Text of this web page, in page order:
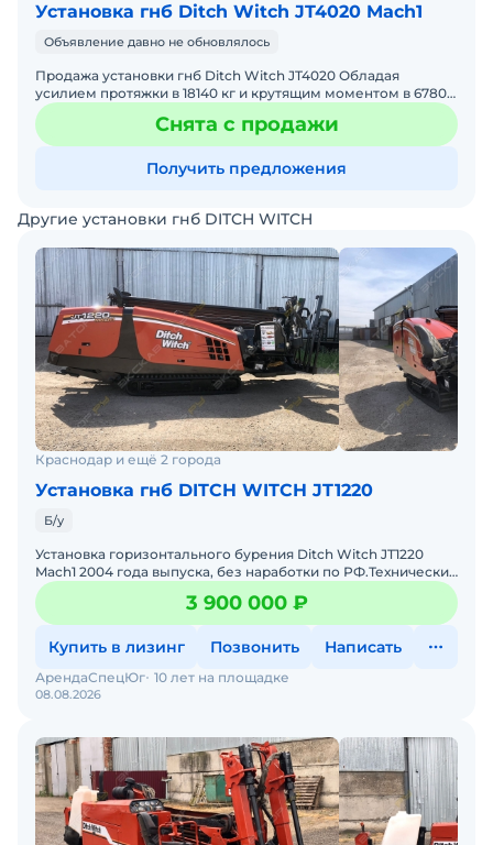
Установка гнб Ditch Witch JT4020 Mach1
Объявление давно не обновлялось
Продажа установки гнб Ditch Witch JT4020 Обладая
усилием протяжки в 18140 кг и крутящим моментом в 6780
Нм при скорости вращения шпинделя в 250 об/мин,
буровая
Снята с продажи
Получить предложения
Другие установки гнб DITCH WITCH
Краснодар и ещё 2 города
Установка гнб DITCH WITCH JT1220
Б/у
Установка горизонтального бурения Ditch Witch JT1220
Mach1 2004 года выпуска, без наработки по РФ.Технические
характеристики Ditch Witch JT1220:Двигатель &ndash
3 900 000 ₽
Купить в лизинг Позвонить Написать
08.08.2026
АрендаСпецЮг 10 лет на площадке